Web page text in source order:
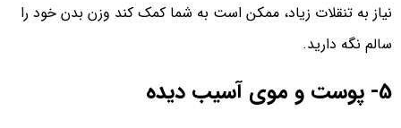
نیاز به تنقلات زیاد، ممکن است به شما کمک کند وزن بدن خود را
سالم نگه دارید.
5- پوست و موی آسیب دیده